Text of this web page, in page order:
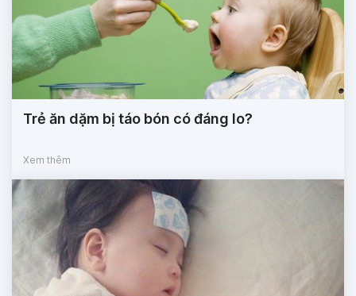
Trẻ ăn dặm bị táo bón có đáng lo?
Xem thêm